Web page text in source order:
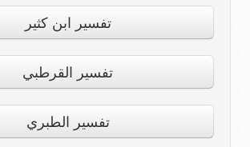
تفسير ابن كثير
تفسير القرطبي
تفسير الطبري